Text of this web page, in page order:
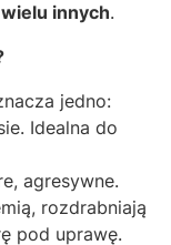
wielu innych.
jedno:
Idealna do
agresywne.
rozdrabniają
pod uprawę.